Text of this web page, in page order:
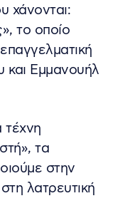
χάνονται:
το οποίο
και Εμμανουήλ
τέχνη
τα
στην
λατρευτική